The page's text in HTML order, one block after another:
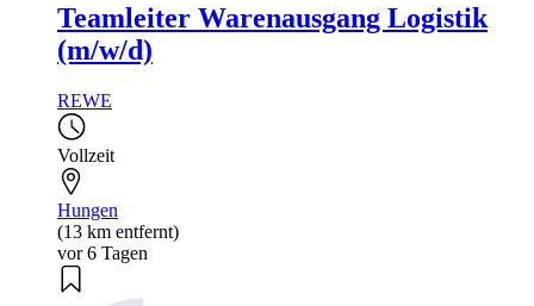
Teamleiter Warenausgang Logistik
(m/w/d)
REWE
Vollzeit
Hungen
(13 km entfernt)
vor 6 Tagen